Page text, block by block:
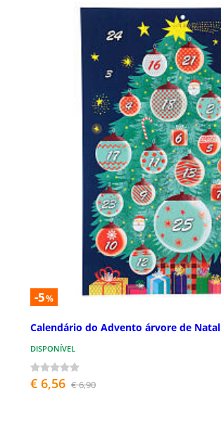
-5%
Calendário do Advento árvore de Natal
DISPONÍVEL
€ 6,56 € 6,90